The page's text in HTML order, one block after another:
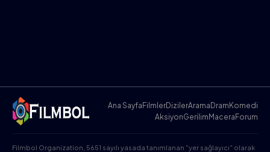
Ana Sayfa FilmlerDizilerArama Dram Komedi
AksiyonGerilim Macera Forum
Filmbol Organization, 5651 sayılı yasada tanımlanan "yer sağlayıcı" olarak